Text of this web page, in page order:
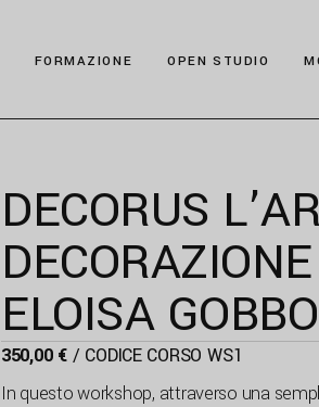
FORMAZIONE OPEN STUDIO
DECORUS
ELOISA GOBBO
350,00 € / CODICE CORSO WS1
In questo workshop, attraverso una